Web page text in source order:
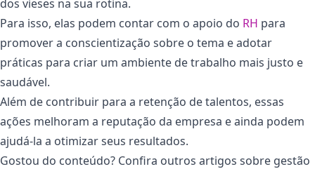
dos vieses na sua rotina.
Para isso, elas podem contar com o apoio do RH para
promover a conscientização sobre o tema e adotar
práticas para criar um ambiente de trabalho mais justo e
saudável.
Além de contribuir para a retenção de talentos, essas
ações melhoram a reputação da empresa e ainda podem
ajudá-la a otimizar seus resultados.
Gostou do conteúdo? Confira outros artigos sobre gestão